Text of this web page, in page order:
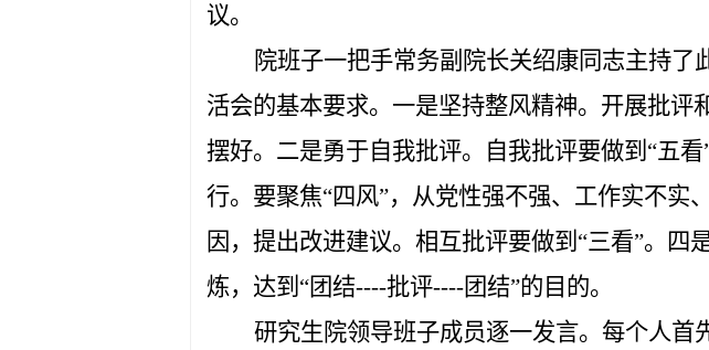
议。
院班子一把手常务副院长关绍康同志主持了
活会的基本要求。 一是坚持整风精神。 开展批评
摆好。二是勇于自我批评。 自我批评要做到“五
行。要聚焦“四风”，从党性强不强、工作实不实
因，提出改进建议。相互批评要做到“三看”。四
炼，达到“团结----批评----团结”的目的。
研究生院领导班子成员逐一发言。 每个人首